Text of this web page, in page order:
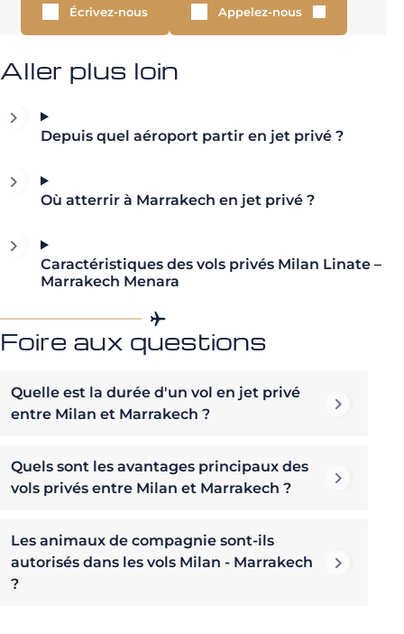
Écrivez-nous Appelez-nous
Aller plus loin
Depuis quel aéroport partir en jet privé ?
Où atterrir à Marrakech en jet privé ?
Caractéristiques des vols privés Milan Linate –
Marrakech Menara
Foire aux questions
Quelle est la durée d'un vol en jet privé
entre Milan et Marrakech ?
Quels sont les avantages principaux des
vols privés entre Milan et Marrakech ?
Les animaux de compagnie sont-ils
autorisés dans les vols Milan - Marrakech
?